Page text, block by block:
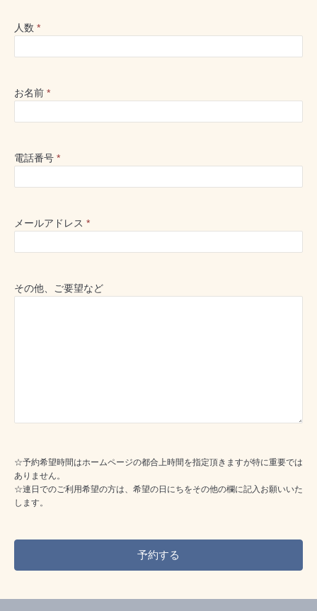
人数 *
お名前 *
電話番号 *
メールアドレス *
その他、ご要望など
☆予約希望時間はホームページの都合上時間を指定頂きますが特に重要では
ありません。
☆連日でのご利用希望の方は、希望の日にちをその他の欄に記入お願いいた
します。